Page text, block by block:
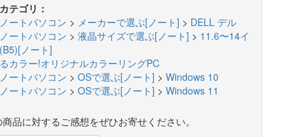
テゴリ：
ートパソコン > メーカーで選ぶ[ノート] > DELL デル
ートパソコン > 液晶サイズで選ぶ[ノート] > 11.6〜14イ
ノート]
カラー!オリジナルカラーリングPC
ートパソコン > OSで選ぶ[ノート] > Windows 10
ートパソコン > OSで選ぶ[ノート] > Windows 11
商品に対するご感想をぜひお寄せください。